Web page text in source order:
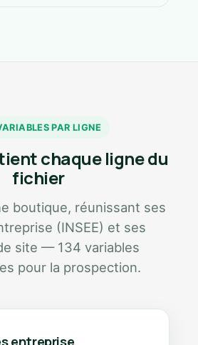
PAR LIGNE
chaque ligne du
fichier
boutique, réunissant ses
(INSEE) et ses
site — 134 variables
pour la prospection.
entreprise